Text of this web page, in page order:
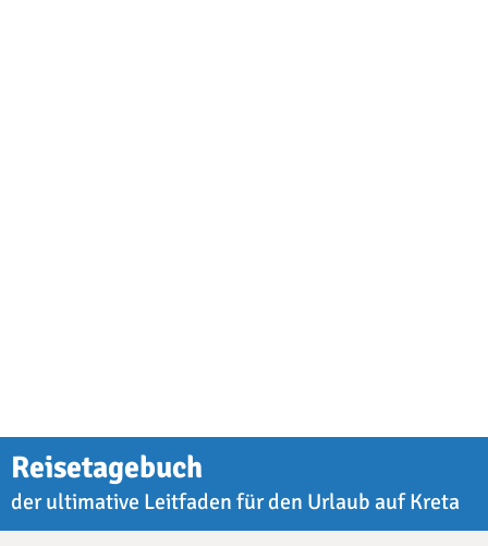
Reisetagebuch
der ultimative Leitfaden für den Urlaub auf Kreta